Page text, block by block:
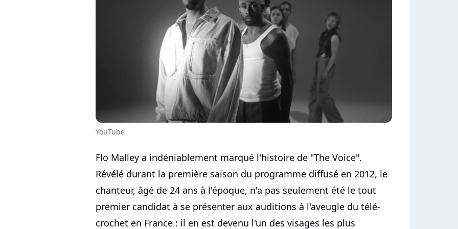
YouTube
Flo Malley a indéniablement marqué l'histoire de "The Voice".
Révélé durant la première saison du programme diffusé en 2012, le
chanteur, âgé de 24 ans à l'époque, n'a pas seulement été le tout
premier candidat à se présenter aux auditions à l'aveugle du télé-
crochet en France : il en est devenu l'un des visages les plus